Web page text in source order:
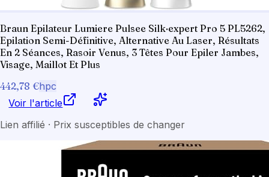
Braun Epilateur Lumiere Pulsee Silk·expert Pro 5 PL5262,
Epilation Semi-Définitive, Alternative Au Laser, Résultats
En 2 Séances, Rasoir Venus, 3 Têtes Pour Epiler Jambes,
Visage, Maillot Et Plus
442,78 €hpc
Voir l'article
Lien affilié · Prix susceptibles de changer